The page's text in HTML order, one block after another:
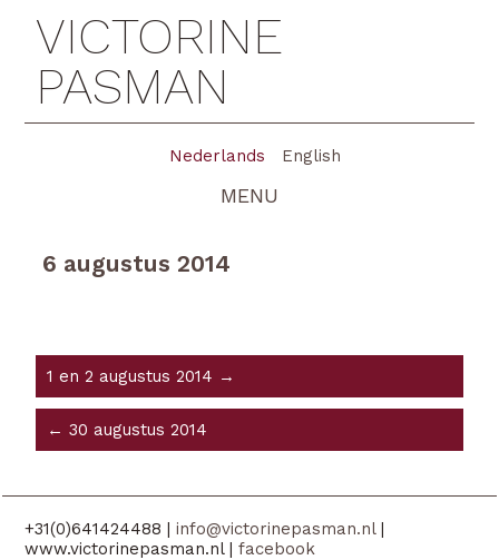
VICTORINE
PASMAN
Nederlands English
MENU
6 augustus 2014
1 en 2 augustus 2014 →
← 30 augustus 2014
+31(0)641424488 |info@victorinepasman.nl|
www.victorinepasman.nl |facebook